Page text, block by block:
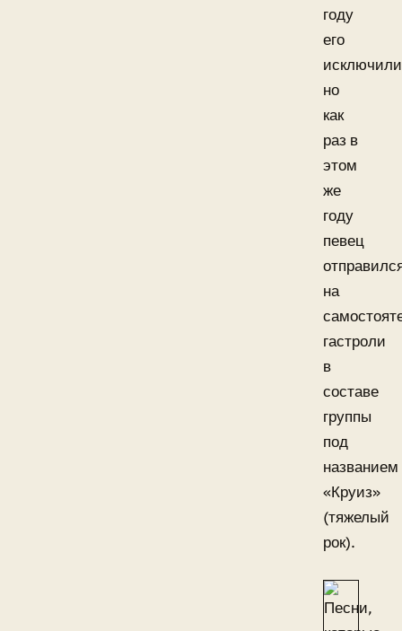
году
его
но
как
раз в
этом
же
году
певец
на
гастроли
в
составе
группы
под
названием
«Круиз»
(тяжелый
рок).